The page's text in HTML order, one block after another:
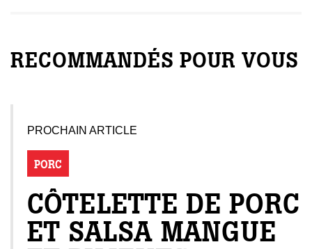
RECOMMANDÉS POUR VOUS
PROCHAIN ARTICLE
PORC
CÔTELETTE DE PORC
ET SALSA MANGUE